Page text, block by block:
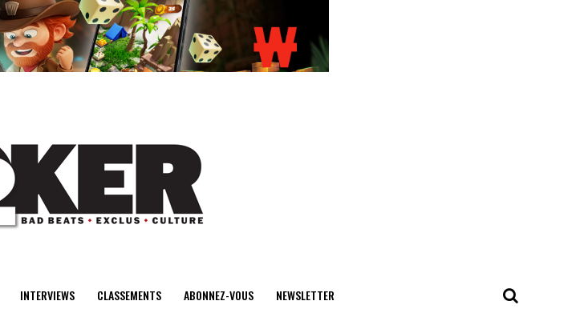
center>
INTERVIEWS CLASSEMENTS ABONNEZ-VOUS NEWSLETTER